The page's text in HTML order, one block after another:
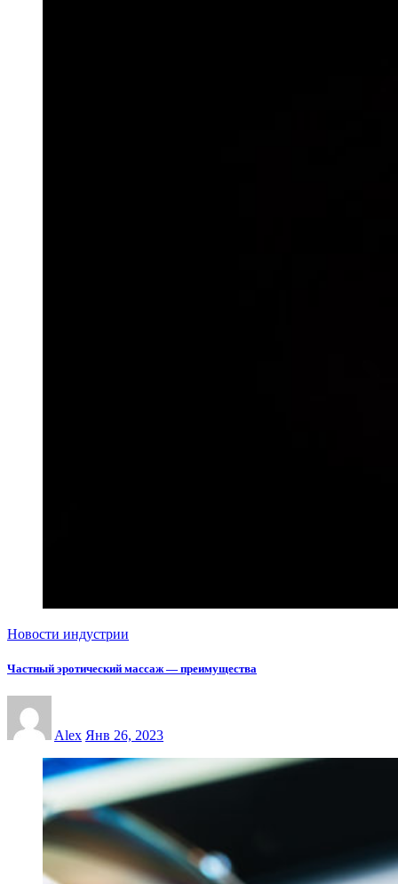
Новости индустрии
Частный эротический массаж — преимущества
Alex Янв 26, 2023